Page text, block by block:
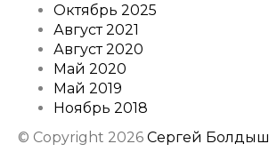
Октябрь 2025
Август 2021
Август 2020
Май 2020
Май 2019
Ноябрь 2018
© Copyright 2026 Сергей Болдыш